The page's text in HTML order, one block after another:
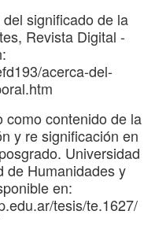
significado de la
Revista Digital -
acerca-del-
como contenido de la
y re significación en
Universidad
de Humanidades y
en:
tesis/te.1627/